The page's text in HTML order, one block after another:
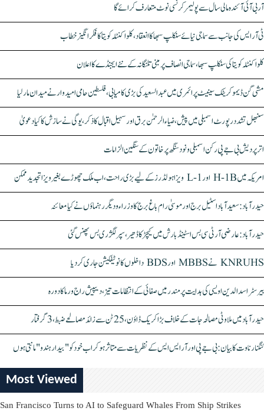
آر بی آئی آئندہ مالی سال سے پولیمر کرنسی نوٹ متعارف کرائے گا
ٹی آر ایس کی جانب سے سماجی نیائے سنکلپ سبھا کا انعقاد، کلواکنٹلہ کویتا کا فکر انگیز خطاب
کلواکنٹلہ کویتا کی سنکلپ سبھا، سماجی انصاف پر مبنی تلنگانہ کے نئے ایجنڈے کا اعلان
مشی گن ڈیموکریٹک سینیٹ پرائمری میں عبدالسعید کی بڑی کامیابی، فلسطین حامی امیدوار نے میدان مار لیا
سنبھل تشدد رپورٹ اسمبلی میں پیش، ضیاء الرحمٰن برق اور سہیل اقبال کا ذکر، یوگی نے سازش کا کیا دعویٰ
اتر پردیش بی جے پی رکن اسمبلی ونود سنگھ پر خاتون کے سنگین الزامات
امریکہ میں H-1B اور L-1 ویزا ہولڈرز کے لیے بڑی راحت، اب ملک چھوڑے بغیر ویزا تجدید ممکن
حیدرآباد: سعیدآباد اسٹیل برج اور موسیٰ رام باغ برج کا وزراء و دیگر رہنماؤں نے کیا معائنہ
حیدرآباد: عارضی آر ٹی سی بس اسٹینڈ بارش میں کیچڑ کا ڈھیر، سپر لگژری بس پھنس گئی
KNRUHS نے MBBS اور BDS داخلوں کا نوٹیفکیشن جاری کر دیا
بیرسٹر اسدالدین اویسی کی ہدایت پر مندر میں صفائی کے انتظامات تیز، دیپیش راج ورما کا دورہ
حیدرآباد میں ملاوٹی مصالحہ جات کے خلاف بڑا کریک ڈاؤن، 25 ٹن سے زائد مصالحے ضبط، 3 گرفتار
کنگنا رناوت کا بیان: بی جے پی اور آر ایس ایس کے نظریات سے متاثر ہو کر اب خود کو "بیدار ہندو" مانتی ہوں
Most Viewed
San Francisco Turns to AI to Safeguard Whales From Ship Strikes